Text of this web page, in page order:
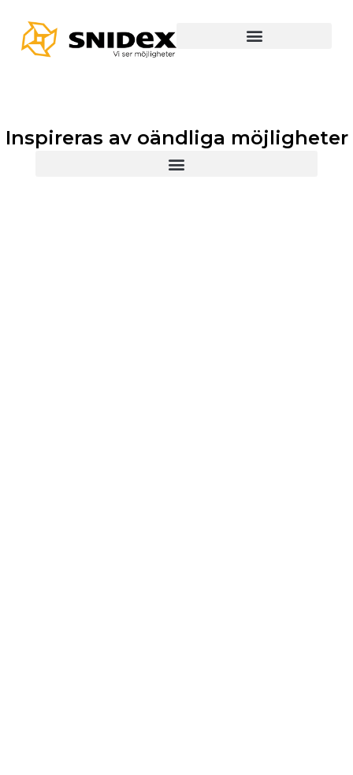
Inspireras av oändliga möjligheter